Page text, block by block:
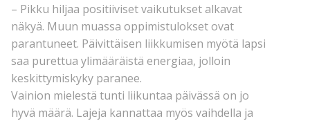
– Pikku hiljaa positiiviset vaikutukset alkavat
näkyä. Muun muassa oppimistulokset ovat
parantuneet. Päivittäisen liikkumisen myötä lapsi
saa purettua ylimääräistä energiaa, jolloin
keskittymiskyky paranee.
Vainion mielestä tunti liikuntaa päivässä on jo
hyvä määrä. Lajeja kannattaa myös vaihdella ja